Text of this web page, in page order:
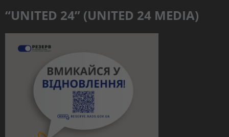
“UNITED 24” (UNITED 24 MEDIA)